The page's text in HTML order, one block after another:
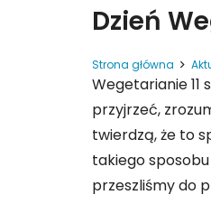
Dzień
Strona główna
Wegetarianie
przyjrzeć,
twierdzą, że to
takiego
przeszliśmy do